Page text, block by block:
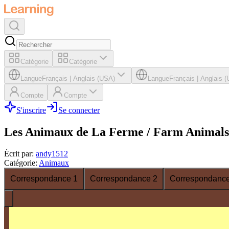
Catégorie Catégorie
LangueFrançais Anglais (USA) LangueFrançais Anglais
Compte Compte
S'inscrire Se connecter
Les Animaux de La Ferme / Farm Animals
Écrit par: andy1512
Catégorie: Animaux
Correspondance 1
Correspondance 2